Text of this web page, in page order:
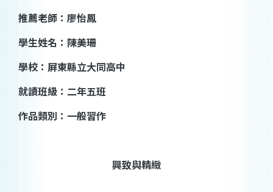
推薦老師：廖怡鳳
學生姓名 ： 陳美珊
學校 ：屏東縣立大同高中
就讀班級 ：二年五班
作品類別：一般習作
興致與精緻